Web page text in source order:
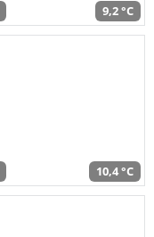
9,2 °C
10,4 °C